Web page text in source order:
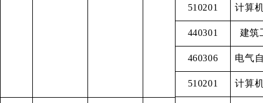
510201 计算
440301 建筑
460306 电气
510201 计算